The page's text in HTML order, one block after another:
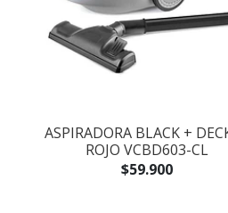
ASPIRADORA BLACK +
ROJO VCBD603-CL
$59.900